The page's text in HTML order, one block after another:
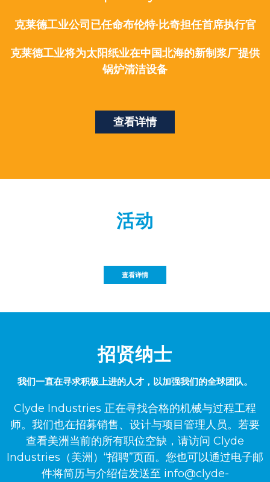
克莱德工业公司已任命布伦特·比奇担任首席执行官
克莱德工业将为太阳纸业在中国北海的新制浆厂提供
锅炉清洁设备
查看详情
活动
查看详情
招贤纳士
我们一直在寻求积极上进的人才，以加强我们的全球团队。
Clyde Industries 正在寻找合格的机械与过程工程
师。我们也在招募销售、设计与项目管理人员。若要
查看美洲当前的所有职位空缺，请访问 Clyde
Industries（美洲）“招聘”页面。您也可以通过电子邮
件将简历与介绍信发送至 info@clyde-